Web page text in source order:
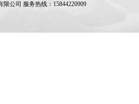
公司 服务热线：15844220909